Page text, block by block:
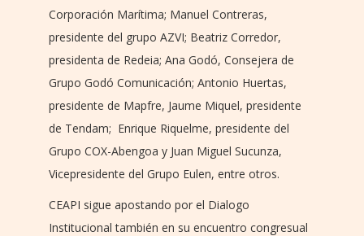
Corporación Marítima; Manuel Contreras,
presidente del grupo AZVI; Beatriz Corredor,
presidenta de Redeia; Ana Godó, Consejera de
Grupo Godó Comunicación; Antonio Huertas,
presidente de Mapfre, Jaume Miquel, presidente
de Tendam; Enrique Riquelme, presidente del
Grupo COX-Abengoa y Juan Miguel Sucunza,
Vicepresidente del Grupo Eulen, entre otros.
CEAPI sigue apostando por el Dialogo
Institucional también en su encuentro congresual